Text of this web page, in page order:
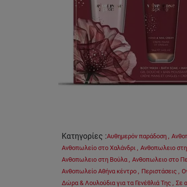
Κατηγορίες :Αυθημερόν παράδοση ,
Ανθοπωλείο στο Χαλάνδρι , Ανθοπωλειο
Ανθοπωλειο στη Βούλα , Ανθοπωλειο στο
Ανθοπωλείο Αθήνα κέντρο , Περιστάσεις ,
Δώρα & Λουλούδια για τα Γενέθλιά Της , Σε